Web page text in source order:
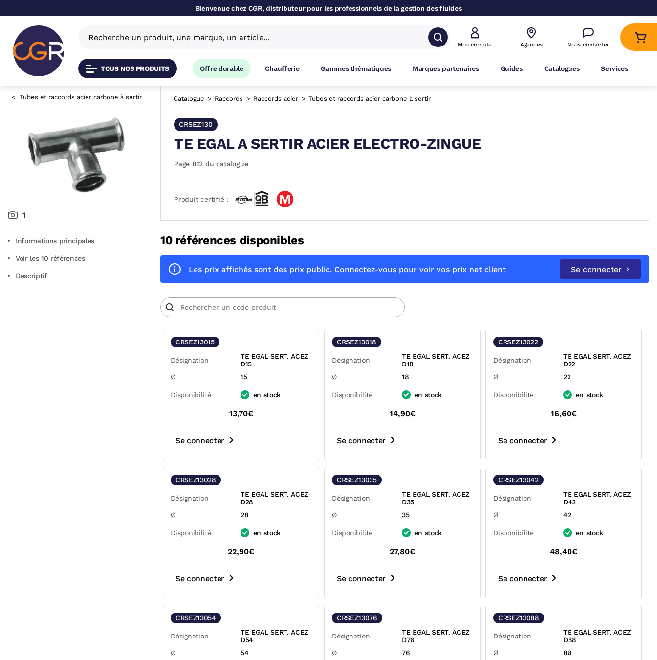
Bienvenue chez CGR, distributeur pour les professionnels de la gestion des fluides
Mon compte Agences Nous contacter
TOUS NOS PRODUITS Offre durable Chaufferie Gammes thématiques Marques partenaires Guides Catalogues Services
Tubes et raccords acier carbone à sertir
1
Informations principales
Voir les 10 références
Descriptif
Catalogue Raccords Raccords acier Tubes et raccords acier carbone à sertir
CRSEZ130
TE EGAL A SERTIR ACIER ELECTRO-ZINGUE
Page 812 du catalogue
Produit certifié :
10 références disponibles
Les prix affichés sont des prix public. Connectez-vous pour voir vos prix net client Se connecter
CRSEZ13015
Désignation
TE EGAL SERT. ACEZ
D15
Ø
15
Disponibilité en stock
13,70€
Se connecter
CRSEZ13018
Désignation
TE EGAL SERT. ACEZ
D18
Ø
18
Disponibilité en stock
14,90€
Se connecter
CRSEZ13022
Désignation
TE EGAL SERT. ACEZ
D22
Ø
22
Disponibilité en stock
16,60€
Se connecter
CRSEZ13028
Désignation
TE EGAL SERT. ACEZ
D28
Ø
28
Disponibilité en stock
22,90€
Se connecter
CRSEZ13035
Désignation
TE EGAL SERT. ACEZ
D35
Ø
35
Disponibilité en stock
27,80€
Se connecter
CRSEZ13042
Désignation
TE EGAL SERT. ACEZ
D42
Ø
42
Disponibilité en stock
48,40€
Se connecter
CRSEZ13054
Désignation
TE EGAL SERT. ACEZ
D54
Ø
54
CRSEZ13076
Désignation
TE EGAL SERT. ACEZ
D76
Ø
76
CRSEZ13088
Désignation
TE EGAL SERT. ACEZ
D88
Ø
88